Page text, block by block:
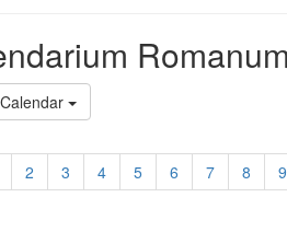
2 3 4 5 6 7 8 9